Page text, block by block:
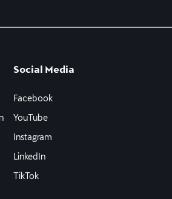
Social Media
Facebook
YouTube
Instagram
LinkedIn
TikTok